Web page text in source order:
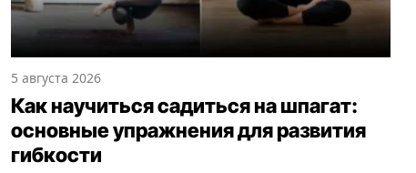
5 августа 2026
Как научиться садиться на шпагат:
основные упражнения для развития
гибкости